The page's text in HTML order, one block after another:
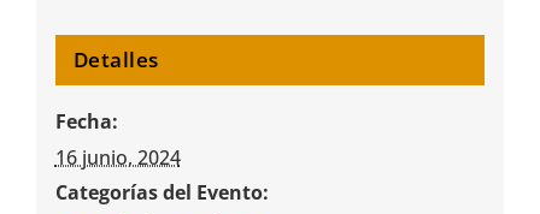
Detalles
Fecha:
16 junio, 2024
Categorías del Evento: